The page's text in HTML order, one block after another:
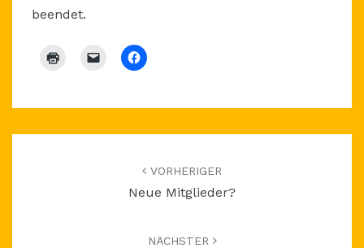
beendet.
VORHERIGER
Neue Mitglieder?
NÄCHSTER